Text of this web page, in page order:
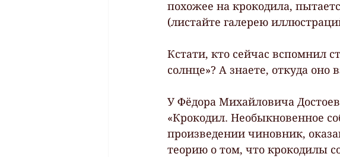
похожее на крокодила,
(листайте галерею
Кстати, кто сейчас вспомнил
солнце»? А знаете, откуда оно
У Фёдора Михайловича
«Крокодил. Необыкновенное
произведении чиновник,
теорию о том, что крокодилы